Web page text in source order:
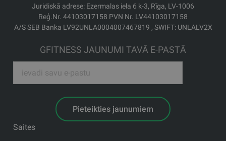
Juridiskā adrese: Ezermalas iela 6 k-3, Rīga, LV-1006
Reģ.Nr. 44103017158 PVN Nr. LV44103017158
A/S SEB Banka LV92UNLA0004007467819 , SWIFT: UNLALV2X
GFITNESS JAUNUMI TAVĀ E-PASTĀ
Pieteikties jaunumiem
Saites